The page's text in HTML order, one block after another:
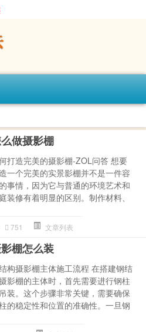
做摄影棚
打造完美的摄影棚-ZOL问答 想要
一个完美的实景影棚并不是一件容
事情，因为它与普通的环境艺术和
装修有着明显的区别。制作材料、
751 文章列表
棚怎么装
构摄影棚主体施工流程 在搭建钢结
影棚的主体时，首先需要进行钢柱
装。这个步骤非常关键，需要确保
的稳定性和位置的准确性。一旦钢